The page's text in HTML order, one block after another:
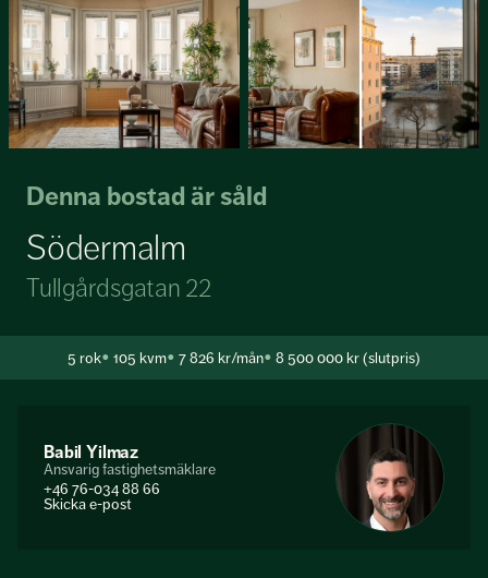
Denna bostad är såld
Tullgårdsgatan 22
Södermalm
5 rok 105 kvm 7 826 kr/mån 8 500 000 kr (slutpris)
Babil Yilmaz
Ansvarig fastighetsmäklare
+46 76-034 88 66
Skicka e-post